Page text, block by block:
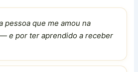
pessoa que me amou na
e por ter aprendido a receber